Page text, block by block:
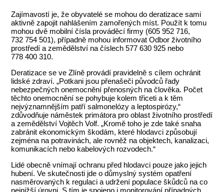
Zajímavostí je, že obyvatelé se mohou do deratizace sami
aktivně zapojit nahlášením zamořených míst. Použít k tomu
mohou dvě mobilní čísla prováděcí firmy (605 952 716,
732 754 501), případně mohou informovat Odbor životního
prostředí a zemědělství na číslech 577 630 925 nebo
778 400 310.
Deratizace se ve Zlíně provádí pravidelně s cílem ochránit
lidské zdraví. „Potkani jsou přenašeči původců řady
nebezpečných onemocnění přenosných na člověka. Počet
těchto onemocnění se pohybuje kolem třiceti a k těm
nejvýznamnějším patří salmonelózy a leptospirózy,“
zdůvodňuje náměstek primátora pro oblast životního prostředí
a zemědělství Vojtěch Volf. „Kromě toho je zde také snaha
zabránit ekonomickým škodám, které hlodavci způsobují
zejména na potravinách, ale rovněž na objektech, kanalizaci,
komunikacích nebo kabelových rozvodech.“
Lidé obecně vnímají ochranu před hlodavci pouze jako jejich
hubení. Ve skutečnosti jde o důmyslný systém opatření
nasměrovaných k regulaci a udržení populace škůdců na co
nejnižší úrovni. S tím je spojeno i monitorování případných